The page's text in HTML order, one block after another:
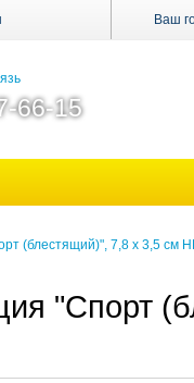
Ваш
66-15
(блестящий)", 7,8 х 3,5 см
"Спорт